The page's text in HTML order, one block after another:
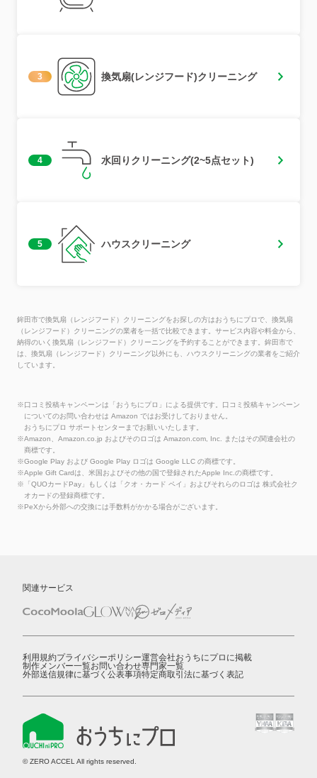
3 換気扇(レンジフード)クリーニング
4 水回りクリーニング(2~5点セット)
5 ハウスクリーニング
鉾田市で換気扇（レンジフード）クリーニングをお探しの方はおうちにプロで、換気扇
（レンジフード）クリーニングの業者を一括で比較できます。サービス内容や料金から、
納得のいく換気扇（レンジフード）クリーニングを予約することができます。鉾田市で
は、換気扇（レンジフード）クリーニング以外にも、ハウスクリーニングの業者をご紹介
しています。
※口コミ投稿キャンペーンは「おうちにプロ」による提供です。口コミ投稿キャンペーン
についてのお問い合わせは Amazon ではお受けしておりません。
おうちにプロ サポートセンターまでお願いいたします。
※Amazon、Amazon.co.jp およびそのロゴは Amazon.com, Inc. またはその関連会社の
商標です。
※Google Play および Google Play ロゴは Google LLC の商標です。
※Apple Gift Cardは、米国およびその他の国で登録されたApple Inc.の商標です。
※「QUOカードPay」もしくは「クオ・カード ペイ」およびそれらのロゴは 株式会社ク
オカードの登録商標です。
※PeXから外部への交換には手数料がかかる場合がございます。
関連サービス
利用規約プライバシーポリシー運営会社おうちにプロに掲載
制作メンバー一覧お問い合わせ専門家一覧
外部送信規律に基づく公表事項特定商取引法に基づく表記
© ZERO ACCEL All rights reserved.